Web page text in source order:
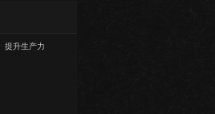
提升生产力